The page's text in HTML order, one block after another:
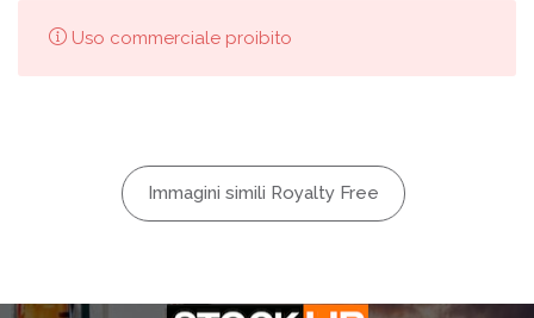
Uso commerciale proibito
Immagini simili Royalty Free